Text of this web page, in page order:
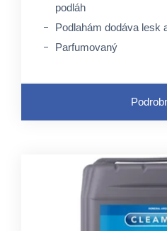
podláh
Podlahám dodáva lesk
Parfumovaný